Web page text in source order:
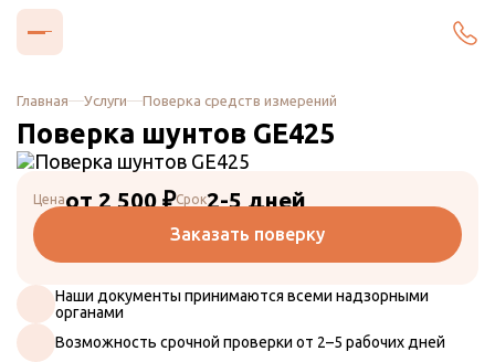
Главная Услуги Поверка средств измерений
Поверка шунтов GE425
Ценаот 2 500 ₽Срок2-5 дней
Заказать поверку
Наши документы принимаются всеми надзорными
органами
Возможность срочной проверки от 2–5 рабочих дней